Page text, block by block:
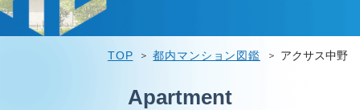
TOP 都内マンション図鑑 アクサス中野
Apartment